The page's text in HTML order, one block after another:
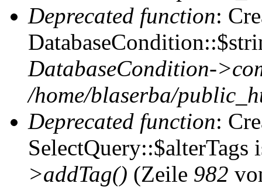
Deprecated function:
DatabaseCondition-
/home/blaserba/
Deprecated function:
SelectQuery::$alterTags
>addTag() (Zeile 982